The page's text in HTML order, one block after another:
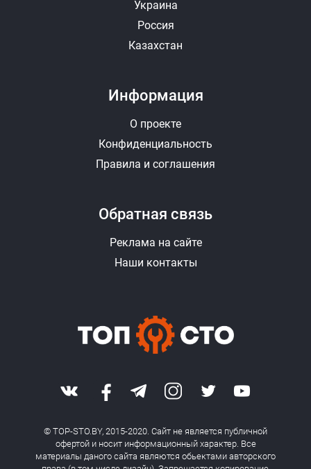
Украина
Россия
Казахстан
Информация
О проекте
Конфиденциальность
Правила и соглашения
Обратная связь
Реклама на сайте
Наши контакты
© TOP-STO.BY, 2015-2020. Сайт не является публичной
офертой и носит информационный характер. Все
материалы даного сайта являются обьектами авторского